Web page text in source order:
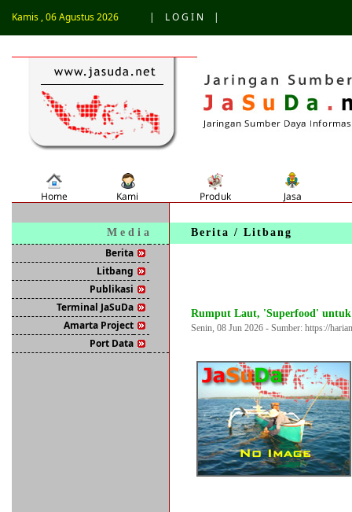
Kamis , 06 Agustus 2026 | L O G I N |
M e d i a
Berita
Litbang
Publikasi
Terminal JaSuDa
Amarta Project
Port Data
Berita / Litbang
Rumput Laut, 'Superfood'
Senin, 08 Jun 2026 - Sumber: https://